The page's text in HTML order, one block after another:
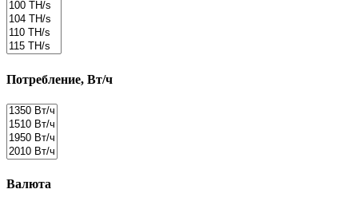
Потребление, Вт/ч
Валюта